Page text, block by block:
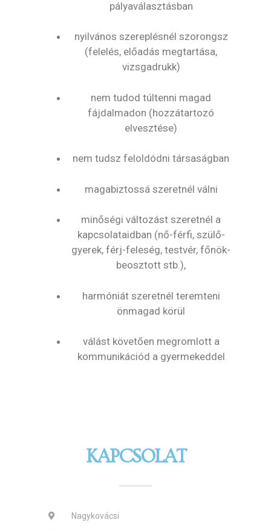
pályaválasztásban
nyilvános szereplésnél szorongsz
(felelés, előadás megtartása,
vizsgadrukk)
nem tudod túltenni magad
fájdalmadon (hozzátartozó
elvesztése)
nem tudsz feloldódni társaságban
magabiztossá szeretnél válni
minőségi változást szeretnél a
kapcsolataidban (nő-férfi, szülő-
gyerek, férj-feleség, testvér, főnök-
beosztott stb.),
harmóniát szeretnél teremteni
önmagad körül
válást követően megromlott a
kommunikációd a gyermekeddel
KAPCSOLAT
Nagykovácsi